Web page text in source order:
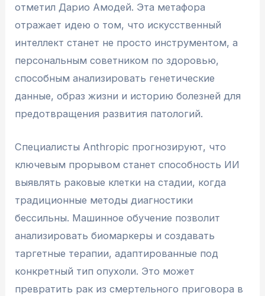
отметил Дарио Амодей. Эта метафора
отражает идею о том, что искусственный
интеллект станет не просто инструментом, а
персональным советником по здоровью,
способным анализировать генетические
данные, образ жизни и историю болезней для
предотвращения развития патологий.
Специалисты Anthropic прогнозируют, что
ключевым прорывом станет способность ИИ
выявлять раковые клетки на стадии, когда
традиционные методы диагностики
бессильны. Машинное обучение позволит
анализировать биомаркеры и создавать
таргетные терапии, адаптированные под
конкретный тип опухоли. Это может
превратить рак из смертельного приговора в